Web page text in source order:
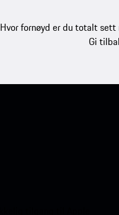
Hvor fornøyd er du totalt sett
Gi